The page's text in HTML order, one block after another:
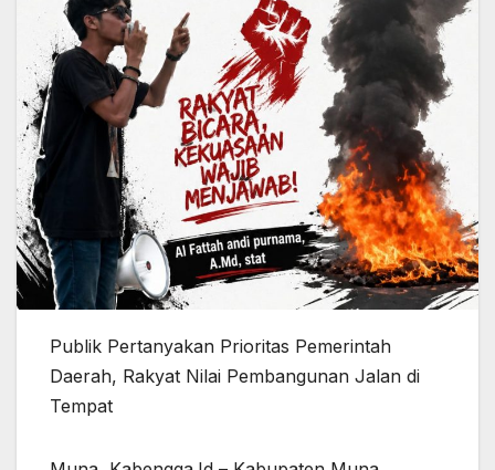
Publik Pertanyakan Prioritas Pemerintah
Daerah, Rakyat Nilai Pembangunan Jalan di
Tempat